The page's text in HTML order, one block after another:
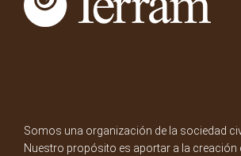
Somos una organización de la sociedad
Nuestro propósito es aportar a la creación